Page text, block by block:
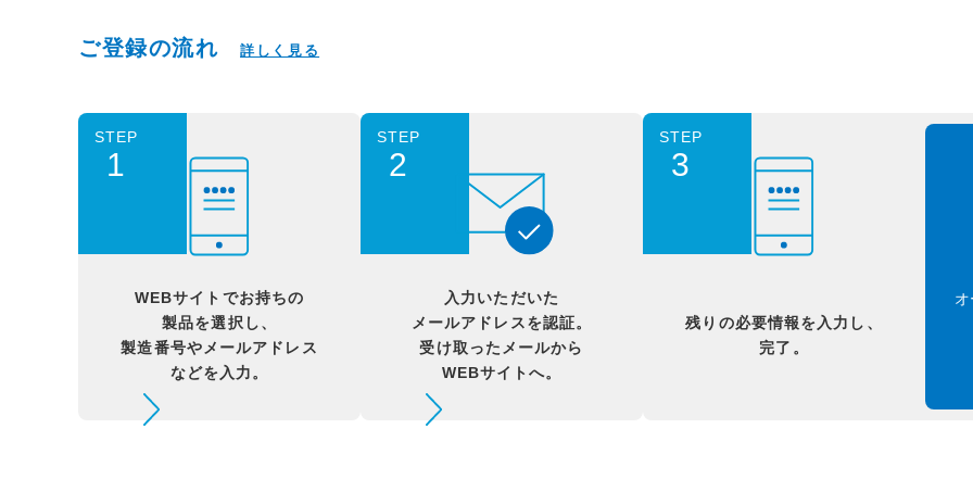
ご登録の流れ 詳しく見る
STEP
1
WEBサイトでお持ちの
製品を選択し、
製造番号やメールアドレス
などを入力。
STEP
2
入力いただいた
メールアドレスを認証。
受け取ったメールから
WEBサイトへ。
STEP
3
残りの必要情報を入力し、
完了。